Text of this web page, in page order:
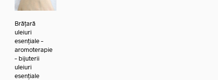
Brățară
uleiuri
esențiale –
aromoterapie
– bijuterii
uleiuri
esențiale